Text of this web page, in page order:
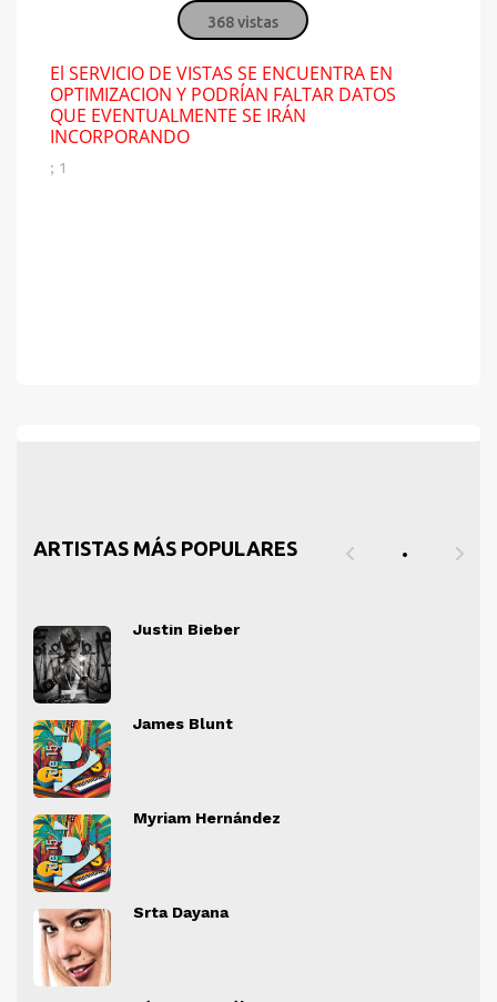
368 vistas
El SERVICIO DE VISTAS SE ENCUENTRA EN
OPTIMIZACION Y PODRÍAN FALTAR DATOS
QUE EVENTUALMENTE SE IRÁN
INCORPORANDO
; 1
ARTISTAS MÁS POPULARES
Justin Bieber
James Blunt
Myriam Hernández
Srta Dayana